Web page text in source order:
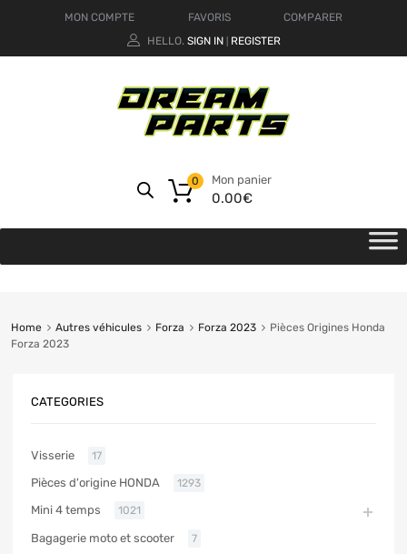
MON COMPTE FAVORIS
COMPARER
HELLO. SIGN IN REGISTER
Mon panier
0.00€
0
Home Autres véhicules Forza Forza 2023
Pièces Origines Honda
Forza 2023
CATEGORIES
Visserie 17
Pièces d'origine HONDA 1293
Mini 4 temps 1021
Bagagerie moto et scooter 7